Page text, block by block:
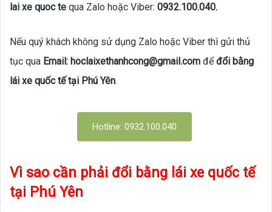
lai xe quoc te qua Zalo hoặc Viber: 0932.100.040.
Nếu quý khách không sử dụng Zalo hoặc Viber thì gửi thủ
tục qua Email: hoclaixethanhcong@gmail.com đểđổi bằng
lái xe quốc tế tại Phú Yên.
Hotline: 0932.100.040
Vì sao cần phải đổi bằng lái xe quốc tế
tại Phú Yên